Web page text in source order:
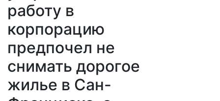
работу в
корпорацию
предпочел не
снимать дорогое
жилье в Сан-